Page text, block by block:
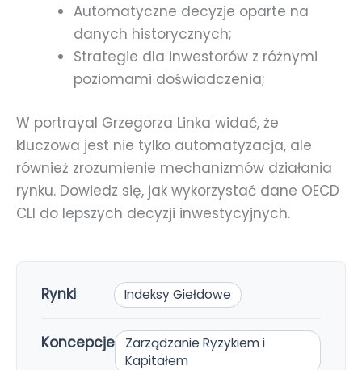
Automatyczne decyzje oparte na
danych historycznych;
Strategie dla inwestorów z różnymi
poziomami doświadczenia;
W portrayal Grzegorza Linka widać, że
kluczowa jest nie tylko automatyzacja, ale
również zrozumienie mechanizmów działania
rynku. Dowiedz się, jak wykorzystać dane OECD
CLI do lepszych decyzji inwestycyjnych.
Rynki Indeksy Giełdowe
Koncepcje
Zarządzanie Ryzykiem i
Kapitałem